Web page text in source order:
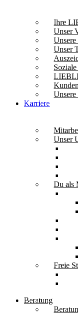
Ihre
Unser
Unsere
Unser
Karriere
Unser
Du als
Freie
Beratung